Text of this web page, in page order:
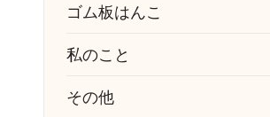
ゴム板はんこ
私のこと
その他